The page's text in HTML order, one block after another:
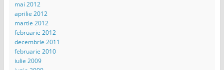
mai 2012
aprilie 2012
martie 2012
februarie 2012
decembrie 2011
februarie 2010
iulie 2009